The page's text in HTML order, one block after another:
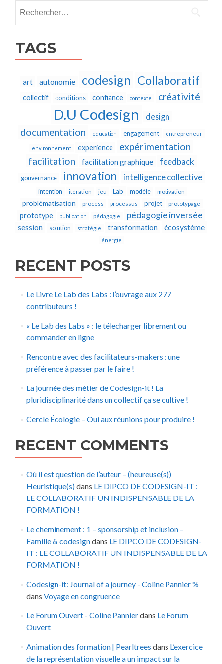
TAGS
art autonomie codesign Collaboratif
collectif conditions confiance contexte créativité
D.U Codesign design
documentation education engagement entrepreneur
environnement experience
expérimentation
facilitation
facilitation graphique feedback
gouvernance innovation intelligence collective
intention itération jeu Lab modèle motivation
problématisation process processus projet prototypage
prototype publication pédagogie pédagogie inversée
session solution stratégie transformation écosystème
énergie
RECENT POSTS
Le Livre Le Lab des Labs : l’ouvrage aux 277
contributeurs !
« Le Lab des Labs » : le télecharger librement ou
commander en ligne
Rencontre avec des facilitateurs-makers : une
préférence à passer par le faire !
La journée des métier de Codesign-it ! La
pluridisciplinarité dans un collectif ça se cultive !
Cercle Écologie – Oui aux réunions pour produire !
RECENT COMMENTS
Où il est question de l’auteur – (heureuse(s))
Heuristique(s)dans LE DIPCO DE CODESIGN-IT :
LE COLLABORATIF UN INDISPENSABLE DE LA
FORMATION !
Le cheminement : 1 – sponsorship et inclusion –
Famille & codesigndans LE DIPCO DE CODESIGN-
IT : LE COLLABORATIF UN INDISPENSABLE DE LA
FORMATION !
Codesign-it: Journal of a journey - Coline Pannier %
dans Voyage en congruence
Le Forum Ouvert - Coline Pannierdans Le Forum
Ouvert
Animation des formation | Pearltrees dans L’exercice
de la représentation visuelle a un impact sur la